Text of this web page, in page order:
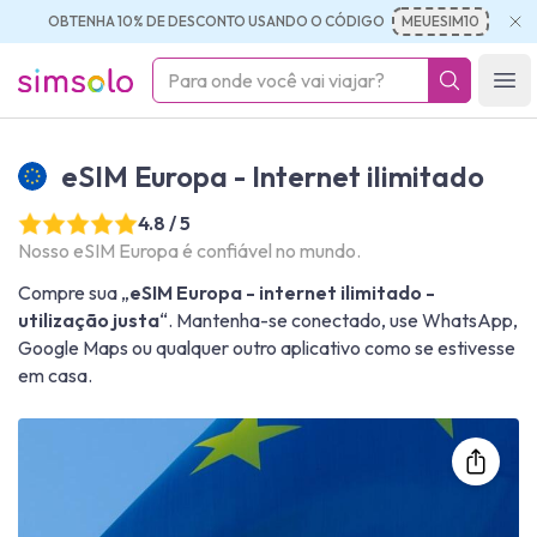
OBTENHA 10% DE DESCONTO USANDO O CÓDIGO MEUESIM10
simsolo
eSIM Europa - Internet ilimitado
4.8 / 5
Nosso eSIM Europa é confiável no mundo.
Compre sua „eSIM Europa - internet ilimitado -
utilização justa“. Mantenha-se conectado, use WhatsApp,
Google Maps ou qualquer outro aplicativo como se estivesse
em casa.